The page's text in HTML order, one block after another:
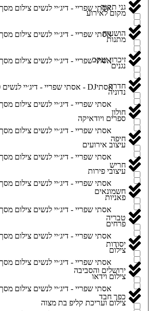
מקום לאירוע
מתנות
נגנים
נדוניה
ספרים ויודאיקה
עיצוב אירועים
עיצובי פירות
פאניות
פרחים
צילום
צילום וידאו
צילום ועריכת קליפ בת מצוה
גני תקוה
הושעיה
זיכרון יעקב
חדרה
חולון
חיפה
חריש
חשמונאים
טבריה
יסודות
ירושלים והסביבה
כפר חבד